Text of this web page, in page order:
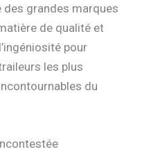
grandes marques
de qualité et
pour
les plus
du